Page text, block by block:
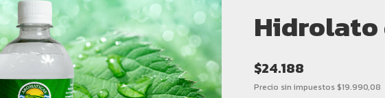
Hidrolato
$24.188
Precio sin impuestos $19.990,08